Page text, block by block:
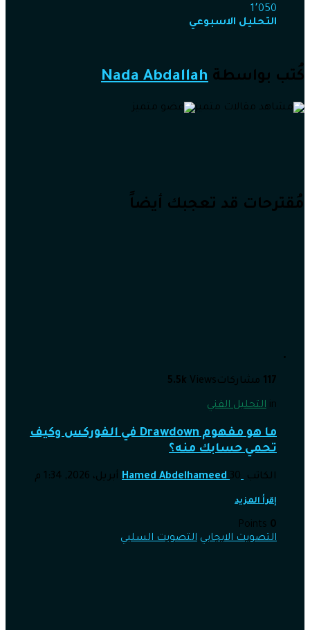
1٬050
التحليل الاسبوعي
كُتب بواسطة Nada Abdallah
مُقترحات قد تعجبك أيضاً
117 مشاركات 5.5k Views
in التحليل الفني
ما هو مفهوم Drawdown في الفوركس وكيف
تحمي حسابك منه؟
الكاتب Hamed Abdelhameed 30 أبريل، 2026, 1:34 م
إقرأ المزيد
0
التصويت الايجابي التصويت السلبي